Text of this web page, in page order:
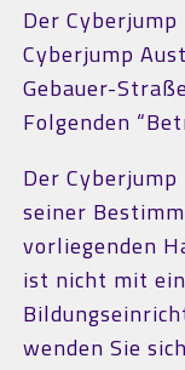
Der
Cyberjump
Gebauer-
Folgenden
Der
seiner
vorliegenden
ist nicht mit
wenden Sie